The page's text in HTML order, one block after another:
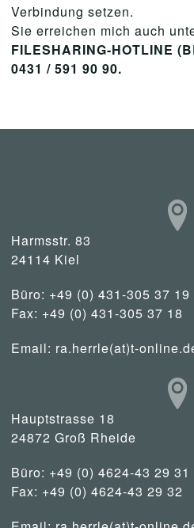
Verbindung setzen.
Sie erreichen mich auch
FILESHARING-HOTLINE
0431 / 591 90 90.
Harmsstr. 83
24114 Kiel
Büro: +49 (0) 431-305 37 19
Fax: +49 (0) 431-305 37 18
Email: ra.herrle(at)t-
Hauptstrasse 18
24872 Groß Rheide
Büro: +49 (0) 4624-43 29 31
Fax: +49 (0) 4624-43 29 32